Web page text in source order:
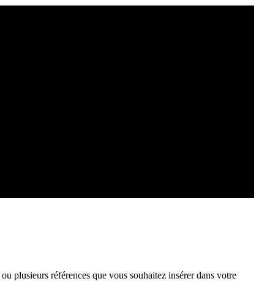
plusieurs références que vous souhaitez insérer dans votre